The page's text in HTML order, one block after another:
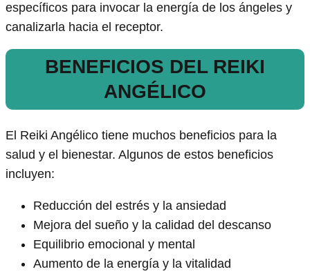
específicos para invocar la energía de los ángeles y
canalizarla hacia el receptor.
BENEFICIOS DEL REIKI
ANGÉLICO
El Reiki Angélico tiene muchos beneficios para la
salud y el bienestar. Algunos de estos beneficios
incluyen:
Reducción del estrés y la ansiedad
Mejora del sueño y la calidad del descanso
Equilibrio emocional y mental
Aumento de la energía y la vitalidad